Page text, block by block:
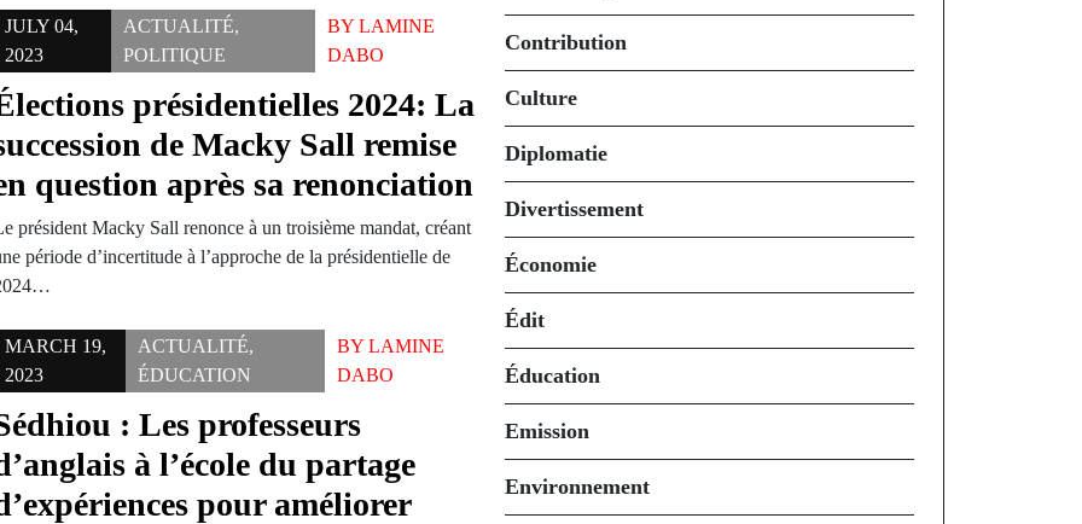
JULY 04,
2023
ACTUALITÉ,
POLITIQUE
BY LAMINE
DABO
présidentielles 2024: La
de Macky Sall remise
question après sa renonciation
président Macky Sall renonce à un troisième mandat, créant
période d’incertitude à l’approche de la présidentielle de
MARCH 19,
2023
ACTUALITÉ,
ÉDUCATION
BY LAMINE
DABO
: Les professeurs
à l’école du partage
pour améliorer
Contribution
Culture
Diplomatie
Divertissement
Économie
Édit
Éducation
Emission
Environnement